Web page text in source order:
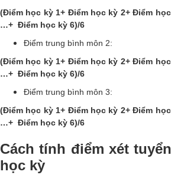
(Điểm học kỳ 1+ Điểm học kỳ 2+ Điểm
…+ Điểm học kỳ 6)/6
Điểm trung bình môn 2:
(Điểm học kỳ 1+ Điểm học kỳ 2+ Điểm
…+ Điểm học kỳ 6)/6
Điểm trung bình môn 3:
(Điểm học kỳ 1+ Điểm học kỳ 2+ Điểm
…+ Điểm học kỳ 6)/6
Cách tính điểm xét
học kỳ